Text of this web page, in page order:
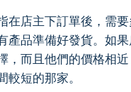
在店主下訂單後，需
產品準備好發貨。如
，而且他們的價格相
較短的那家。